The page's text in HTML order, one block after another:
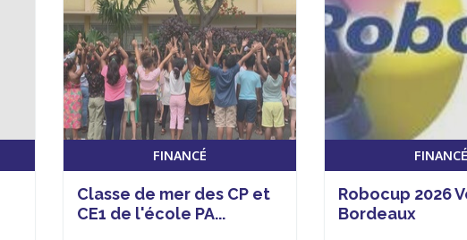
FINANCÉ
Classe de mer des CP et
CE1 de l'école PA...
FINANCÉ
Robocup 2026
Bordeaux